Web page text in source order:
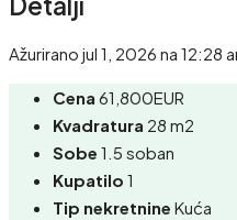
Ažurirano jul 1, 2026 na 12:28
Cena 61,800EUR
Kvadratura 28 m2
Sobe 1.5 soban
Kupatilo 1
Tip nekretnine Kuća